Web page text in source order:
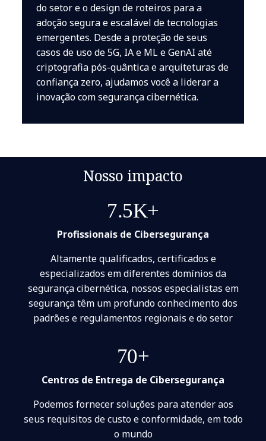
do setor e o design de roteiros para a
adoção segura e escalável de tecnologias
emergentes. Desde a proteção de seus
casos de uso de 5G, IA e ML e GenAI até
criptografia pós-quântica e arquiteturas de
confiança zero, ajudamos você a liderar a
inovação com segurança cibernética.
Nosso impacto
7.5K+
Profissionais de Cibersegurança
Altamente qualificados, certificados e
especializados em diferentes domínios da
segurança cibernética, nossos especialistas em
segurança têm um profundo conhecimento dos
padrões e regulamentos regionais e do setor
70+
Centros de Entrega de Cibersegurança
Podemos fornecer soluções para atender aos
seus requisitos de custo e conformidade, em todo
o mundo